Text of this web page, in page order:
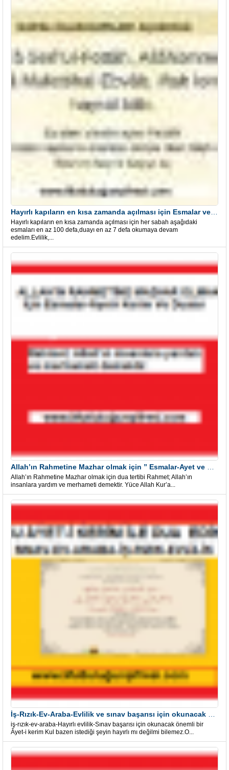
Hayırlı kapıların en kısa zamanda açılması için her sabah aşağıdaki
esmaları en az 100 defa,duayı en az 7 defa okumaya devam
edelim.Evlilik,...
Allah’ın Rahmetine Mazhar olmak için dua tertibi Rahmet; Allah’ın
insanlara yardım ve merhameti demektir. Yüce Allah Kur’a...
iş-rızık-ev-araba-Hayırlı evlilik-Sınav başarısı için okunacak önemli bir
Âyet-i kerim Kul bazen istediği şeyin hayırlı mı değilmi bilemez.O...